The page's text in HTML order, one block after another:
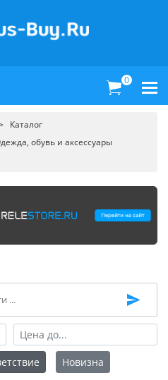
0
Каталог
обувь и аксессуары
Новизна